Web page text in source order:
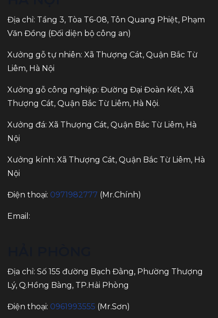
Địa chỉ: Tầng 3, Tòa T6-08, Tôn Quang Phiệt, Phạm
Văn Đồng (Đối diện bộ công an)
Xưởng gỗ tự nhiên: Xã Thượng Cát, Quận Bắc Từ
Liêm, Hà Nội
Xưởng gỗ công nghiệp: Đường Đại Đoàn Kết, Xã
Thượng Cát, Quận Bắc Từ Liêm, Hà Nội.
Xưởng đá: Xã Thượng Cát, Quận Bắc Từ Liêm, Hà
Nội
Xưởng kính: Xã Thượng Cát, Quận Bắc Từ Liêm, Hà
Nội
Điện thoại: 0971982777 (Mr.Chính)
Email:
Địa chỉ: Số 155 đường Bạch Đằng, Phường Thượng
Lý, Q.Hồng Bàng, TP.Hải Phòng
Điện thoại: 0961993555 (Mr.Sơn)